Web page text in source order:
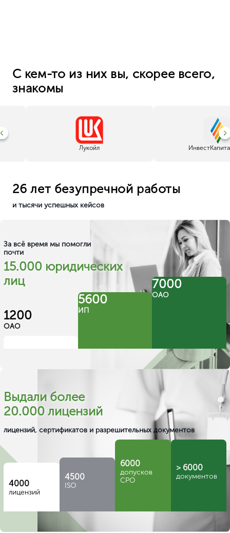
С кем-то из них вы, скорее всего,
знакомы
Лукойл
26 лет безупречной работы
и тысячи успешных кейсов
За всё время мы помогли
почти
15.000 юридических
лиц
1200
ОАО
5600
ИП
7000
ОАО
Выдали более
20.000 лицензий
лицензий, сертификатов и разрешительных документов
4000
лицензий
4500
ISO
6000
допусков
СРО
> 6000
документов